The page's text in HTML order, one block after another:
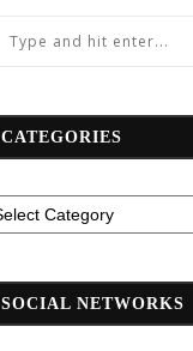
CATEGORIES
SOCIAL NETWORKS